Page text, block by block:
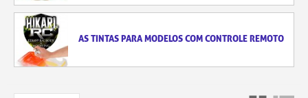
AS TINTAS PARA MODELOS COM CONTROLE REMOTO